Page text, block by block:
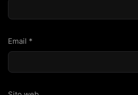
Email *